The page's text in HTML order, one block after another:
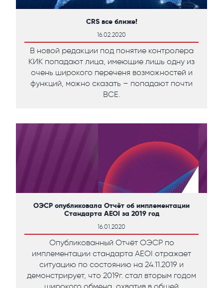
СRS все ближе!
16.02.2020
В новой редакции под понятие контролера
КИК попадают лица, имеющие лишь одну из
очень широкого переченя возможностей и
функций, можно сказать – попадают почти
ВСЕ.
ОЭСР опубликовала Отчёт об имплементации
Стандарта AEOI за 2019 год
16.01.2020
Опубликованный Отчёт ОЭСР по
имплементации стандарта AEOI отражает
ситуацию по состоянию на 24.11.2019 и
демонстрирует, что 2019г. стал вторым годом